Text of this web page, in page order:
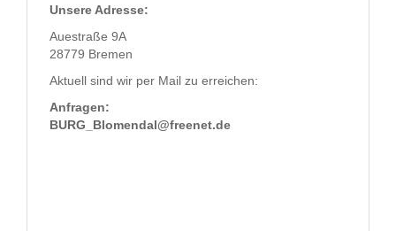
Unsere Adresse:
Auestraße 9A
28779 Bremen
Aktuell sind wir per Mail zu erreichen:
Anfragen:
BURG_Blomendal@freenet.de